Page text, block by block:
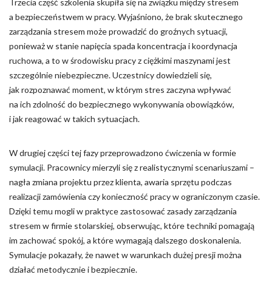
Trzecia część szkolenia skupiła się na związku między stresem
a bezpieczeństwem w pracy. Wyjaśniono, że brak skutecznego
zarządzania stresem może prowadzić do groźnych sytuacji,
ponieważ w stanie napięcia spada koncentracja i koordynacja
ruchowa, a to w środowisku pracy z ciężkimi maszynami jest
szczególnie niebezpieczne. Uczestnicy dowiedzieli się,
jak rozpoznawać moment, w którym stres zaczyna wpływać
na ich zdolność do bezpiecznego wykonywania obowiązków,
i jak reagować w takich sytuacjach.
W drugiej części tej fazy przeprowadzono ćwiczenia w formie
symulacji. Pracownicy mierzyli się z realistycznymi scenariuszami –
nagła zmiana projektu przez klienta, awaria sprzętu podczas
realizacji zamówienia czy konieczność pracy w ograniczonym czasie.
Dzięki temu mogli w praktyce zastosować zasady zarządzania
stresem w firmie stolarskiej, obserwując, które techniki pomagają
im zachować spokój, a które wymagają dalszego doskonalenia.
Symulacje pokazały, że nawet w warunkach dużej presji można
działać metodycznie i bezpiecznie.